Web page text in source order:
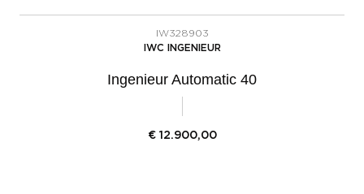
IW328903
IWC INGENIEUR
Ingenieur Automatic 40
€ 12.900,00